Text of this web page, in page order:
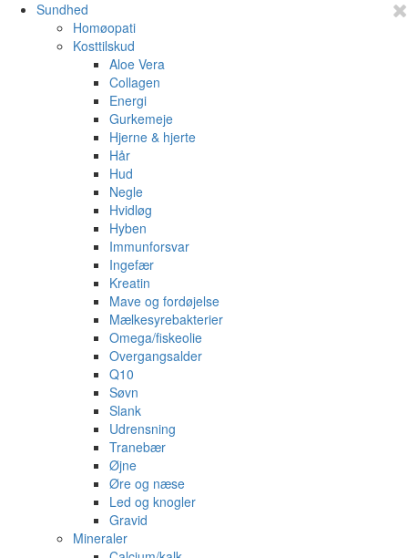
Sundhed
Homøopati
Kosttilskud
Aloe Vera
Collagen
Energi
Gurkemeje
Hjerne & hjerte
Hår
Hud
Negle
Hvidløg
Hyben
Immunforsvar
Ingefær
Kreatin
Mave og fordøjelse
Mælkesyrebakterier
Omega/fiskeolie
Overgangsalder
Q10
Søvn
Slank
Udrensning
Tranebær
Øjne
Øre og næse
Led og knogler
Gravid
Mineraler